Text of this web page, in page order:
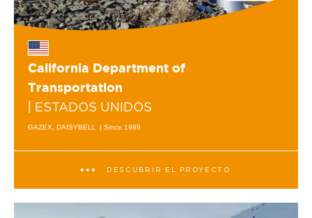
California Department of
Transportation
| ESTADOS UNIDOS
GAZEX, DAISYBELL | Since 1989
DESCUBRIR EL PROYECTO